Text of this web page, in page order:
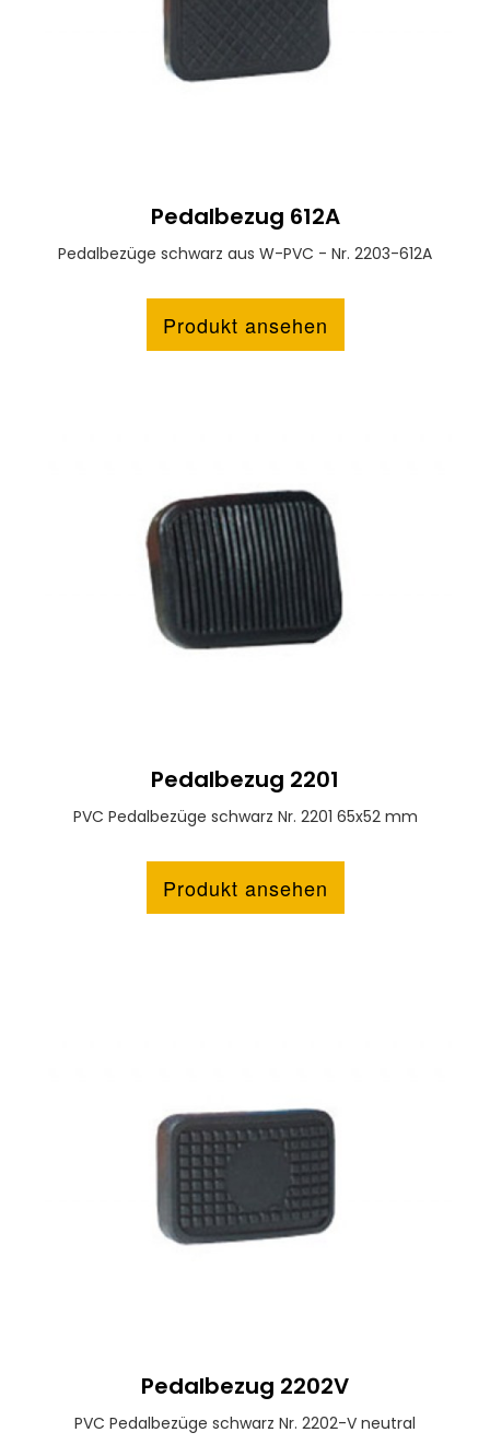
Pedalbezug 612A
Pedalbezüge schwarz aus W-PVC - Nr. 2203-612A
Produkt ansehen
Pedalbezug 2201
PVC Pedalbezüge schwarz Nr. 2201 65x52 mm
Produkt ansehen
Pedalbezug 2202V
PVC Pedalbezüge schwarz Nr. 2202-V neutral